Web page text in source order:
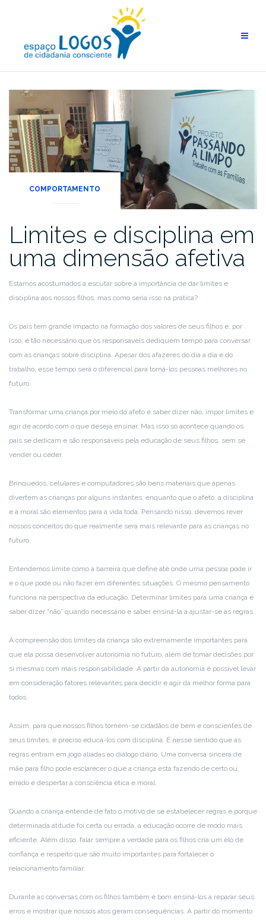
COMPORTAMENTO
Limites e disciplina em
uma dimensão afetiva
Estamos acostumados a escutar sobre a importância de dar limites e
disciplina aos nossos filhos, mas como seria isso na prática?
Os pais tem grande impacto na formação dos valores de seus filhos e, por
isso, é tão necessário que os responsáveis dediquem tempo para conversar
com as crianças sobre disciplina. Apesar dos afazeres do dia a dia e do
trabalho, esse tempo será o diferencial para torná-los pessoas melhores no
futuro.
Transformar uma criança por meio do afeto é saber dizer não, impor limites e
agir de acordo com o que deseja ensinar. Mas isso só acontece quando os
pais se dedicam e são responsáveis pela educação de seus filhos, sem se
vender ou ceder.
Brinquedos, celulares e computadores são bens materiais que apenas
divertem as crianças por alguns instantes, enquanto que o afeto, a disciplina
e a moral são elementos para a vida toda. Pensando nisso, devemos rever
nossos conceitos do que realmente será mais relevante para as crianças no
futuro.
Entendemos limite como a barreira que define até onde uma pessoa pode ir
e o que pode ou não fazer em diferentes situações. O mesmo pensamento
funciona na perspectiva da educação. Determinar limites para uma criança é
saber dizer “não” quando necessário e saber ensiná-la a ajustar-se às regras.
A compreensão dos limites da criança são extremamente importantes para
que ela possa desenvolver autonomia no futuro, além de tomar decisões por
si mesmas com mais responsabilidade. A partir da autonomia é possível levar
em consideração fatores relevantes para decidir e agir da melhor forma para
todos.
Assim, para que nossos filhos tornem-se cidadãos de bem e conscientes de
seus limites, é preciso educá-los com disciplina. É nesse sentido que as
regras entram em jogo aliadas ao diálogo diário. Uma conversa sincera de
mãe para filho pode esclarecer o que a criança está fazendo de certo ou
errado e despertar a consciência ética e moral.
Quando a criança entende de fato o motivo de se estabelecer regras e porque
determinada atitude foi certa ou errada, a educação ocorre de modo mais
eficiente. Além disso, falar sempre a verdade para os filhos cria um elo de
confiança e respeito que são muito importantes para fortalecer o
relacionamento familiar.
Durante as conversas com os filhos também é bom ensiná-los a reparar seus
erros e mostrar que nossos atos geram consequências. A partir do momento